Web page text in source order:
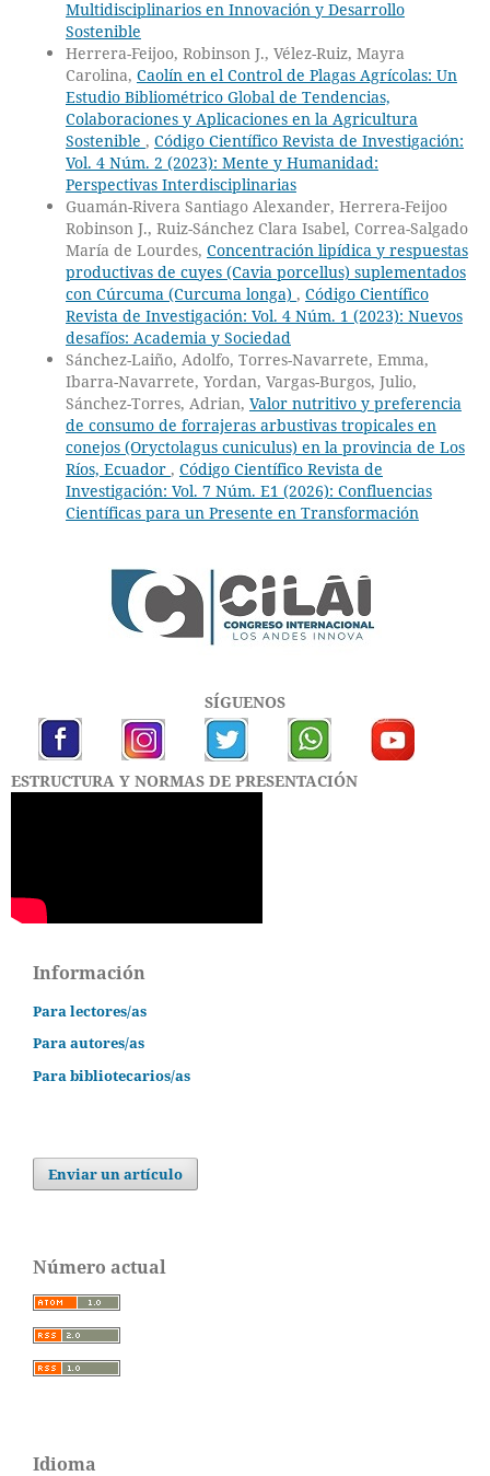
Multidisciplinarios en Innovación y Desarrollo
Sostenible
Herrera-Feijoo, Robinson J., Vélez-Ruiz, Mayra
Carolina, Caolín en el Control de Plagas Agrícolas: Un
Estudio Bibliométrico Global de Tendencias,
Colaboraciones y Aplicaciones en la Agricultura
Sostenible , Código Científico Revista de Investigación:
Vol. 4 Núm. 2 (2023): Mente y Humanidad:
Perspectivas Interdisciplinarias
Guamán-Rivera Santiago Alexander, Herrera-Feijoo
Robinson J., Ruiz-Sánchez Clara Isabel, Correa-Salgado
María de Lourdes, Concentración lipídica y respuestas
productivas de cuyes (Cavia porcellus) suplementados
con Cúrcuma (Curcuma longa) , Código Científico
Revista de Investigación: Vol. 4 Núm. 1 (2023): Nuevos
desafíos: Academia y Sociedad
Sánchez-Laiño, Adolfo, Torres-Navarrete, Emma,
Ibarra-Navarrete, Yordan, Vargas-Burgos, Julio,
Sánchez-Torres, Adrian, Valor nutritivo y preferencia
de consumo de forrajeras arbustivas tropicales en
conejos (Oryctolagus cuniculus) en la provincia de Los
Ríos, Ecuador , Código Científico Revista de
Investigación: Vol. 7 Núm. E1 (2026): Confluencias
Científicas para un Presente en Transformación
SÍGUENOS
ESTRUCTURA Y NORMAS DE PRESENTACIÓN
Información
Para lectores/as
Para autores/as
Para bibliotecarios/as
Enviar un artículo
Número actual
Idioma